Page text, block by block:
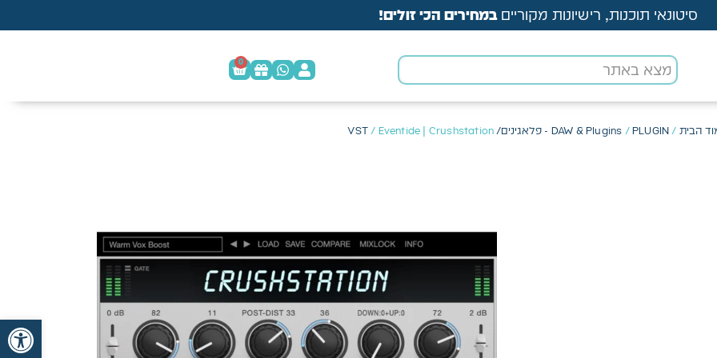
סיטונאי תוכנות, רישיונות מקורייםבמחירים הכי זולים!
0
הבית /
DAW & Plugins /PLUGIN - פלאגינים/ VST / Eventide | Crushstation